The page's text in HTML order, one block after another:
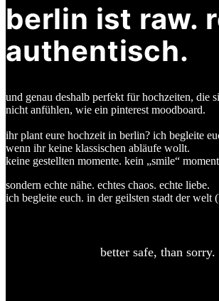
berlin ist raw.
authentisch.
und genau deshalb perfekt für hochzeiten, die
nicht anfühlen, wie ein pinterest moodboard.
ihr plant eure hochzeit in berlin? ich begleite
wenn ihr keine klassischen abläufe wollt.
keine gestellten momente. kein „smile“
sondern echte nähe. echtes chaos. echte liebe.
ich begleite euch. in der geilsten stadt der welt
better safe, than sorry.